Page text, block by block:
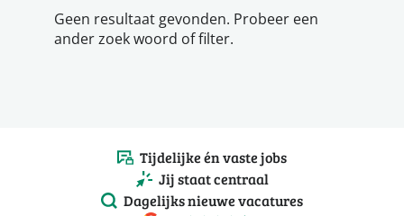
Geen resultaat gevonden. Probeer een
ander zoek woord of filter.
Tijdelijke én vaste jobs
Jij staat centraal
Dagelijks nieuwe vacatures